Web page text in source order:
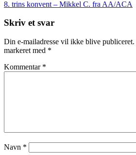
8. trins konvent – Mikkel C. fra AA/ACA
Skriv et svar
Din e-mailadresse vil ikke blive publiceret.
markeret med *
Kommentar *
Navn *